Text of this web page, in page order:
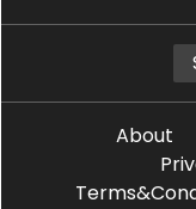
About